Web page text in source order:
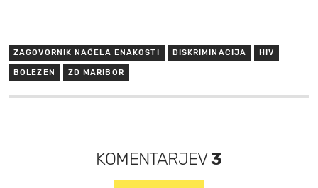
ZAGOVORNIK NAČELA ENAKOSTI DISKRIMINACIJA HIV
BOLEZEN ZD MARIBOR
KOMENTARJEV3